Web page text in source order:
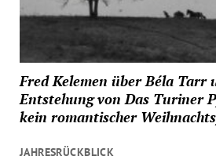
Fred Kelemen über Béla Tarr
Entstehung von Das Turiner
kein romantischer
JAHRESRÜCKBLICK